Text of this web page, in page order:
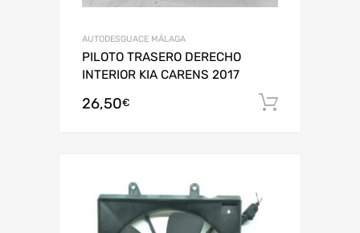
AUTODESGUACE MÁLAGA
PILOTO TRASERO DERECHO
INTERIOR KIA CARENS 2017
26,50€